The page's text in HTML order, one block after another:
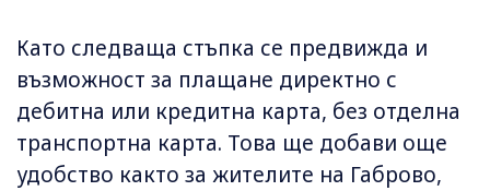
Като следваща стъпка се предвижда и
възможност за плащане директно с
дебитна или кредитна карта, без отделна
транспортна карта. Това ще добави още
удобство както за жителите на Габрово,